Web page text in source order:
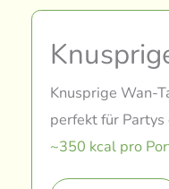
Knusprige Wan-
perfekt für Partys
~350 kcal pro